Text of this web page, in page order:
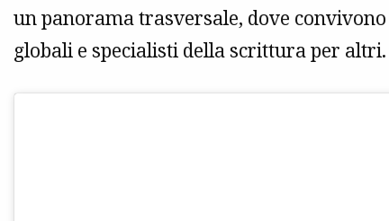
un panorama trasversale, dove
globali e specialisti della scrittura per altri.